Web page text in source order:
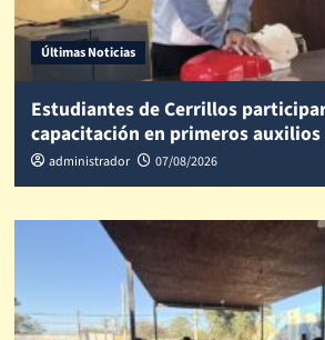
Últimas Noticias
Estudiantes de Cerrillos
capacitación en primeros auxilios
administrador 07/08/2026